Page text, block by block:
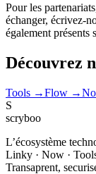
Pour les
échanger, écrivez-
également
Découvrez
Tools →Flow →
S
scryboo
L’écosystème
Linky · Now ·
Transaprent,